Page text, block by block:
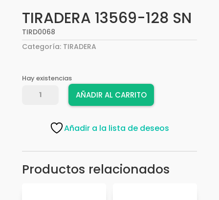
TIRADERA 13569-128 SN
TIRD0068
Categoría: TIRADERA
Hay existencias
TIRADERA
cantidad
AÑADIR AL CARRITO
Añadir a la lista de deseos
Productos relacionados